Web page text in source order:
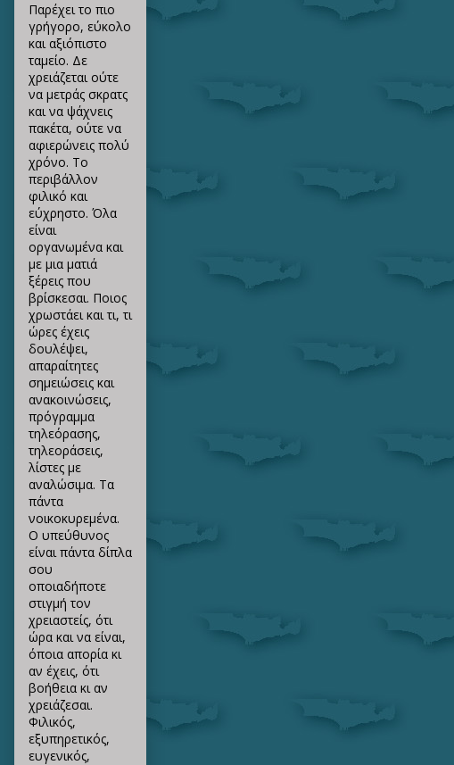
Παρέχει το πιο
γρήγορο, εύκολο
και αξιόπιστο
ταμείο. Δε
χρειάζεται ούτε
να μετράς σκρατς
και να ψάχνεις
πακέτα, ούτε να
αφιερώνεις πολύ
χρόνο. Το
περιβάλλον
φιλικό και
εύχρηστο. Όλα
είναι
οργανωμένα και
με μια ματιά
ξέρεις που
βρίσκεσαι. Ποιος
χρωστάει και τι, τι
ώρες έχεις
δουλέψει,
απαραίτητες
σημειώσεις και
ανακοινώσεις,
πρόγραμμα
τηλεόρασης,
τηλεοράσεις,
λίστες με
αναλώσιμα. Τα
πάντα
νοικοκυρεμένα.
Ο υπεύθυνος
είναι πάντα δίπλα
σου
οποιαδήποτε
στιγμή τον
χρειαστείς, ότι
ώρα και να είναι,
όποια απορία κι
αν έχεις, ότι
βοήθεια κι αν
χρειάζεσαι.
Φιλικός,
εξυπηρετικός,
ευγενικός,